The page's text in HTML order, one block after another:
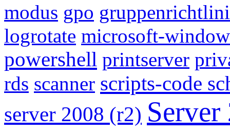
modus gpo
logrotate microsoft-
powershell printserver
rds scanner scripts-code
server 2008 (r2)